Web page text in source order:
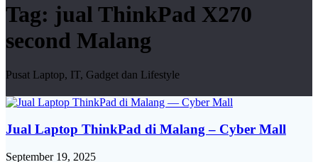
Tag: jual ThinkPad X270
second Malang
Pusat Laptop, IT, Gadget dan Lifestyle
Jual Laptop ThinkPad di Malang – Cyber Mall
September 19, 2025